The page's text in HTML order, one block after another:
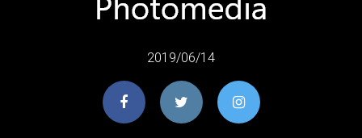
2019/06/14